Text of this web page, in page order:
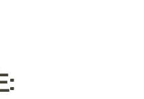
: